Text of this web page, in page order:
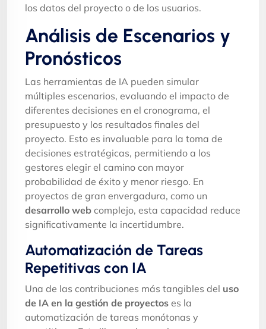
los datos del proyecto o de los usuarios.
Análisis de Escenarios y
Pronósticos
Las herramientas de IA pueden simular
múltiples escenarios, evaluando el impacto de
diferentes decisiones en el cronograma, el
presupuesto y los resultados finales del
proyecto. Esto es invaluable para la toma de
decisiones estratégicas, permitiendo a los
gestores elegir el camino con mayor
probabilidad de éxito y menor riesgo. En
proyectos de gran envergadura, como un
desarrollo web complejo, esta capacidad reduce
significativamente la incertidumbre.
Automatización de Tareas
Repetitivas con IA
Una de las contribuciones más tangibles del uso
de IA en la gestión de proyectos es la
automatización de tareas monótonas y